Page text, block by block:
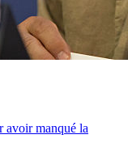
avoir manqué la